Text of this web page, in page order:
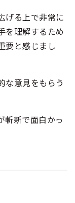
げる上で非常に
を理解するため
要と感じまし
な意見をもらう
斬新で面白かっ